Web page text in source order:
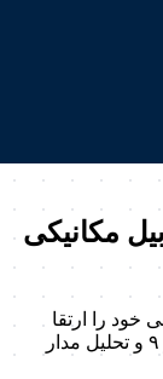
مکانیکی
خود را ارتقا
دهید. دوره دانلودی بررسی تفاوت‌های سری ۷ و ۹ و تحلیل مدار